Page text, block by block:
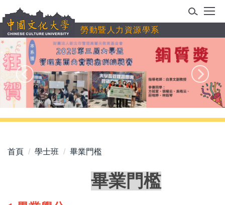
到
主
內
容
區
勞動暨人力資源學系
首頁 學士班 畢業門檻
畢業門檻